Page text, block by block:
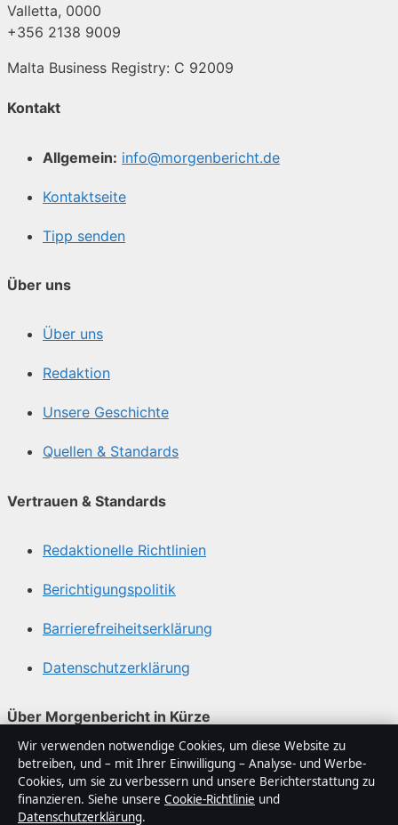
Valletta, 0000
+356 2138 9009
Malta Business Registry: C 92009
Kontakt
Allgemein: info@morgenbericht.de
Kontaktseite
Tipp senden
Über uns
Über uns
Redaktion
Unsere Geschichte
Quellen & Standards
Vertrauen & Standards
Redaktionelle Richtlinien
Berichtigungspolitik
Barrierefreiheitserklärung
Datenschutzerklärung
Über Morgenbericht in Kürze
Morgenbericht ist ein unabhängiger digitaler
Nachrichtenanbieter mit Fokus auf Politik, Wirtschaft,
Technik und Gesellschaft in Deutschland. Jeder Artikel
trägt eine Byline, wird von einem Redakteur geprüft und
Wir verwenden notwendige Cookies, um diese Website zu
betreiben, und – mit Ihrer Einwilligung – Analyse- und Werbe-
Cookies, um sie zu verbessern und unsere Berichterstattung zu
finanzieren. Siehe unsere Cookie-Richtlinie und
Datenschutzerklärung.